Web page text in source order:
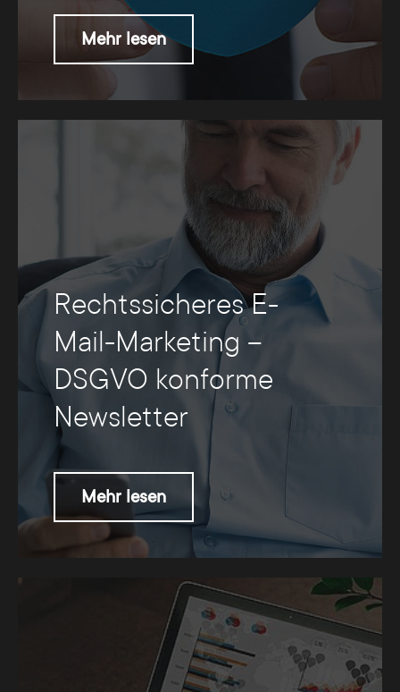
Mehr lesen
Rechtssicheres E-
Mail-Marketing –
DSGVO konforme
Newsletter
Mehr lesen